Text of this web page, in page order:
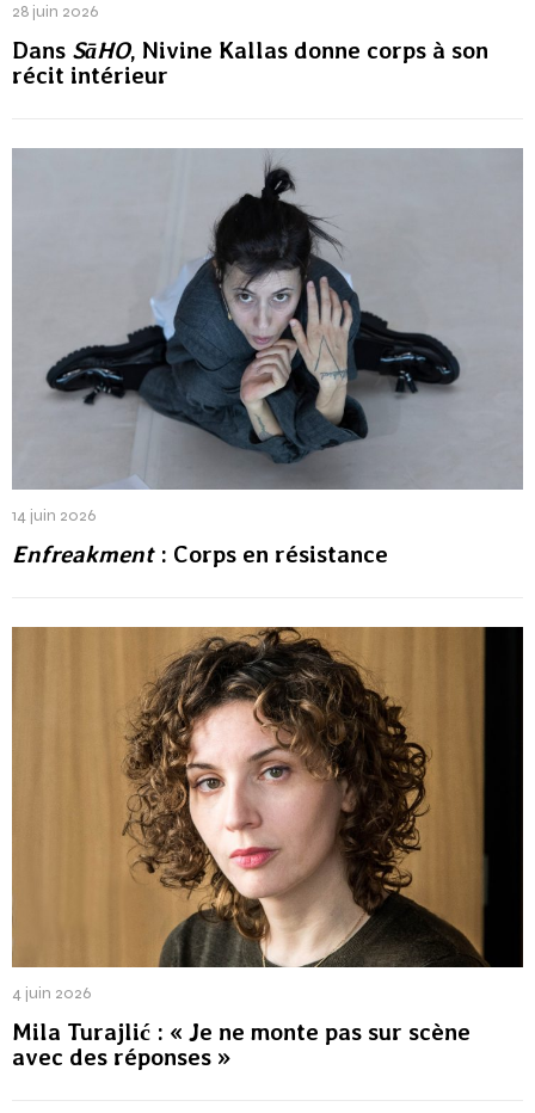
28 juin 2026
Dans SāHO, Nivine Kallas donne corps à son
récit intérieur
14 juin 2026
Enfreakment: Corps en résistance
4 juin 2026
Mila Turajlić : « Je ne monte pas sur scène
avec des réponses »